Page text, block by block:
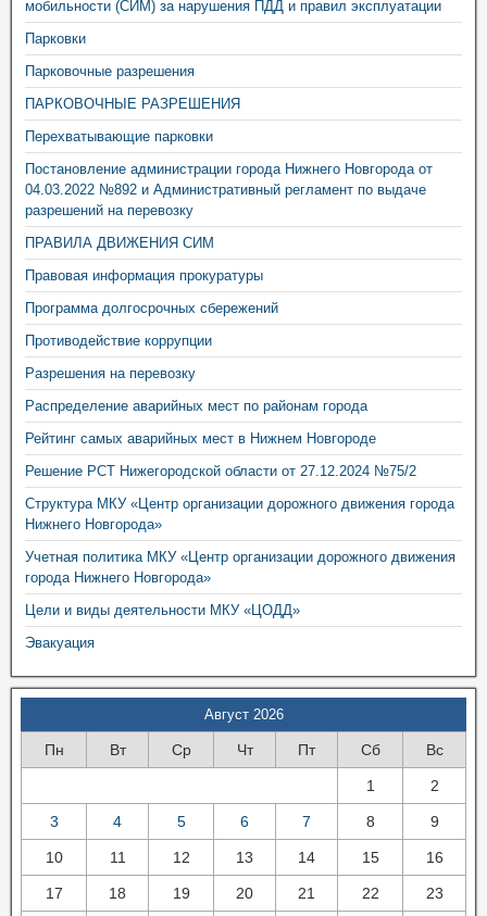
мобильности (СИМ) за нарушения ПДД и правил эксплуатации
Парковки
Парковочные разрешения
ПАРКОВОЧНЫЕ РАЗРЕШЕНИЯ
Перехватывающие парковки
Постановление администрации города Нижнего Новгорода от
04.03.2022 №892 и Административный регламент по выдаче
разрешений на перевозку
ПРАВИЛА ДВИЖЕНИЯ СИМ
Правовая информация прокуратуры
Программа долгосрочных сбережений
Противодействие коррупции
Разрешения на перевозку
Распределение аварийных мест по районам города
Рейтинг самых аварийных мест в Нижнем Новгороде
Решение РСТ Нижегородской области от 27.12.2024 №75/2
Структура МКУ «Центр организации дорожного движения города
Нижнего Новгорода»
Учетная политика МКУ «Центр организации дорожного движения
города Нижнего Новгорода»
Цели и виды деятельности МКУ «ЦОДД»
Эвакуация
Август 2026
Пн Вт Ср Чт Пт Сб Вс
1 2
3 4 5 6 7 8 9
10 11 12 13 14 15 16
17 18 19 20 21 22 23